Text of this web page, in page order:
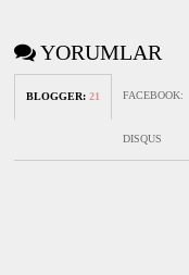
YORUMLAR
BLOGGER:21 FACEBOOK:
DISQUS